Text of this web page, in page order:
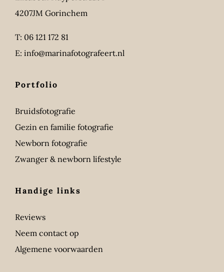
4207JM Gorinchem
T: 06 121 172 81
E: info@marinafotografeert.nl
Portfolio
Bruidsfotografie
Gezin en familie fotografie
Newborn fotografie
Zwanger & newborn lifestyle
Handige links
Reviews
Neem contact op
Algemene voorwaarden